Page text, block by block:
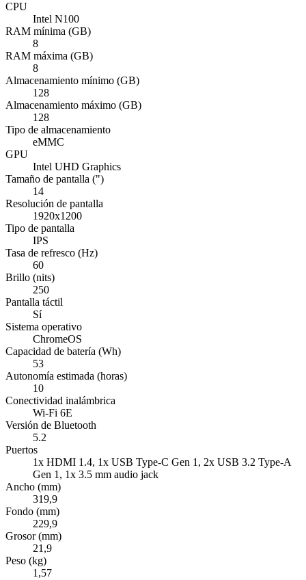
CPU
Intel N100
RAM mínima (GB)
8
RAM máxima (GB)
8
Almacenamiento mínimo (GB)
128
Almacenamiento máximo (GB)
128
Tipo de almacenamiento
eMMC
GPU
Intel UHD Graphics
Tamaño de pantalla (")
14
Resolución de pantalla
1920x1200
Tipo de pantalla
IPS
Tasa de refresco (Hz)
60
Brillo (nits)
250
Pantalla táctil
Sí
Sistema operativo
ChromeOS
Capacidad de batería (Wh)
53
Autonomía estimada (horas)
10
Conectividad inalámbrica
Wi-Fi 6E
Versión de Bluetooth
5.2
Puertos
1x HDMI 1.4, 1x USB Type-C Gen 1, 2x USB 3.2 Type-A
Gen 1, 1x 3.5 mm audio jack
Ancho (mm)
319,9
Fondo (mm)
229,9
Grosor (mm)
21,9
Peso (kg)
1,57